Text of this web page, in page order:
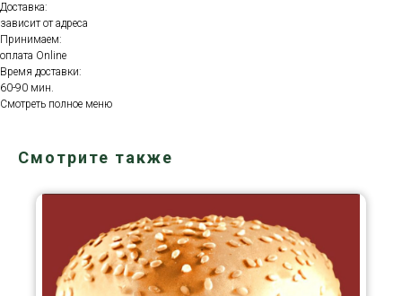
Доставка:
зависит от адреса
Принимаем:
оплата Online
Время доставки:
60-90 мин.
Смотреть полное меню
Смотрите также